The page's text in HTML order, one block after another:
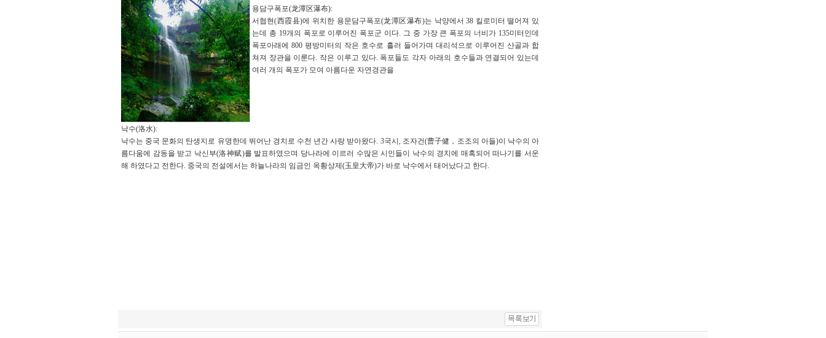
용담구폭포(龙潭区瀑布):
서협현(西霞县)에 위치한 용문담구폭포(龙潭区瀑布)는 낙양에서 38 킬로미터 떨어져 있
는데 총 19개의 폭포로 이루어진 폭포군 이다. 그 중 가장 큰 폭포의 너비가 135미터인데
폭포아래에 800 평방미터의 작은 호수로 흘러 들어가며 대리석으로 이루어진 산골과 합
쳐져 장관을 이룬다. 작은 이루고 있다. 폭포들도 각자 아래의 호수들과 연결되어 있는데
여러 개의 폭포가 모여 아름다운 자연경관을
낙수(洛水):
낙수는 중국 문화의 탄생지로 유명한데 뛰어난 경치로 수천 년간 사랑 받아왔다. 3국시, 조자건(曹子健，조조의 아들)이 낙수의 아
름다움에 감동을 받고 낙신부(洛神赋)를 발표하였으며 당나라에 이르러 수많은 시인들이 낙수의 경치에 매혹되어 떠나기를 서운
해 하였다고 전한다. 중국의 전설에서는 하늘나라의 임금인 옥황상제(玉皇大帝)가 바로 낙수에서 태어났다고 한다.
하오산동 2026년 설날(春节) 휴무 안내